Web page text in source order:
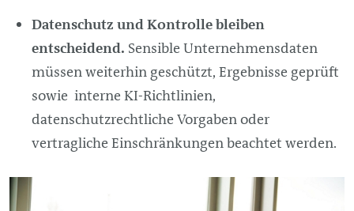
Datenschutz und Kontrolle bleiben
entscheidend. Sensible Unternehmensdaten
müssen weiterhin geschützt, Ergebnisse geprüft
sowie interne KI-Richtlinien,
datenschutzrechtliche Vorgaben oder
vertragliche Einschränkungen beachtet werden.